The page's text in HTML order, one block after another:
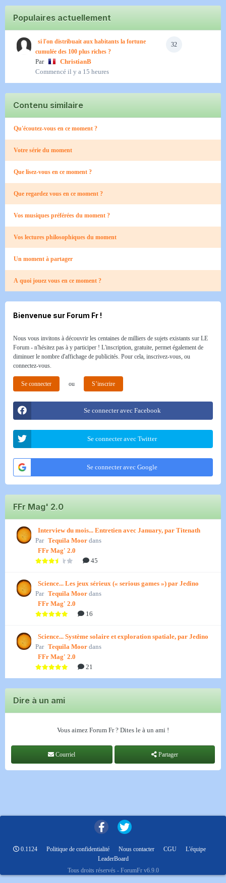
Populaires actuellement
32
si l'on distribuait aux habitants la fortune
cumulée des 100 plus riches ?
Par
ChristianB
Commencé il y a 15 heures
Contenu similaire
Qu'écoutez-vous en ce moment ?
Votre série du moment
Que lisez-vous en ce moment ?
Que regardez vous en ce moment ?
Vos musiques préférées du moment ?
Vos lectures philosophiques du moment
Un moment à partager
A quoi jouez vous en ce moment ?
Bienvenue sur Forum Fr !
Nous vous invitons à découvrir les centaines de milliers de sujets existants sur LE
Forum - n'hésitez pas à y participer ! L'inscription, gratuite, permet également de
diminuer le nombre d'affichage de publicités. Pour cela, inscrivez-vous, ou
connectez-vous.
Se connecter ou S’inscrire
Se connecter avec Facebook
Se connecter avec Twitter
Se connecter avec Google
FFr Mag' 2.0
Interview du mois... Entretien avec January, par Titenath
Par Tequila Moor dans
FFr Mag' 2.0
45
Science... Les jeux sérieux (« serious games ») par Jedino
Par Tequila Moor dans
FFr Mag' 2.0
16
Science... Système solaire et exploration spatiale, par Jedino
Par Tequila Moor dans
FFr Mag' 2.0
21
Dire à un ami
Vous aimez Forum Fr ? Dites le à un ami !
Courriel Partager
0.1124 Politique de confidentialité Nous contacter CGU
L'équipe
LeaderBoard
Tous droits réservés - ForumFr v6.9.0